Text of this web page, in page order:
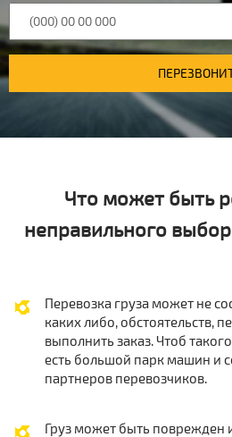
Что может быть
неправильного
Перевозка груза может не
каких либо, обстоятельств,
выполнить заказ. Чтоб
есть большой парк машин и
партнеров перевозчиков.
Груз может быть поврежден